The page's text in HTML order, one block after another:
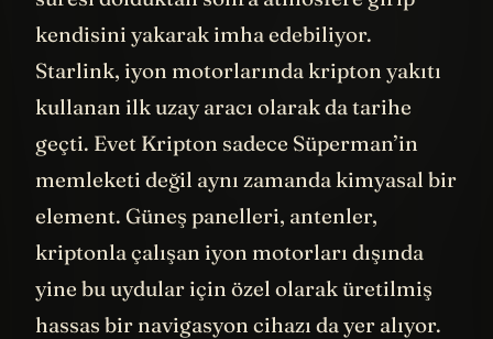
süresi dolduktan sonra atmosfere girip
kendisini yakarak imha edebiliyor.
Starlink, iyon motorlarında kripton yakıtı
kullanan ilk uzay aracı olarak da tarihe
geçti. Evet Kripton sadece Süperman’in
memleketi değil aynı zamanda kimyasal bir
element. Güneş panelleri, antenler,
kriptonla çalışan iyon motorları dışında
yine bu uydular için özel olarak üretilmiş